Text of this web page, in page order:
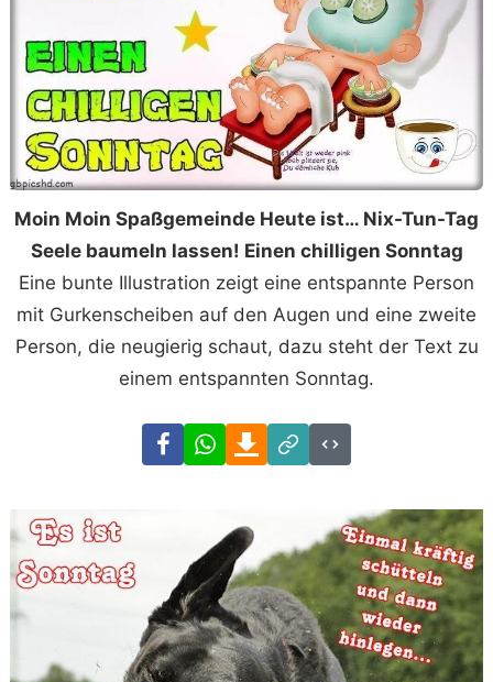
Moin Moin Spaßgemeinde Heute ist… Nix-Tun-Tag
Seele baumeln lassen! Einen chilligen Sonntag
Eine bunte Illustration zeigt eine entspannte Person
mit Gurkenscheiben auf den Augen und eine zweite
Person, die neugierig schaut, dazu steht der Text zu
einem entspannten Sonntag.
FacebookWhatsAppDownload
Link
Code